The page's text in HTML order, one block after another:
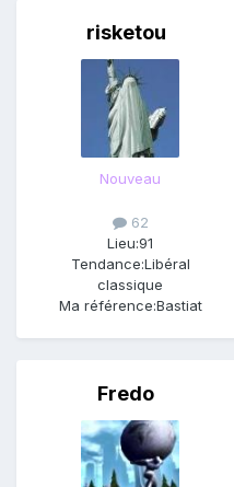
risketou
Nouveau
62
Lieu:91
Tendance:Libéral
classique
Ma référence:Bastiat
Fredo